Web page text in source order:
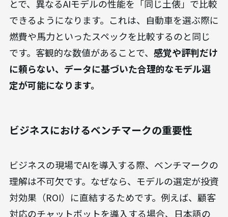
とで、異なるAIモデルの性能を「同じ土俵」で比較
できるようになります。これは、自動車を選ぶ際に
燃費や馬力といったスペックを比較するのと同じ
です。客観的な数値があることで、 感覚や評判だけ
に頼らない、データに基づいた合理的なモデル選
定が可能になります。
ビジネスにおけるベンチマークの重要性
ビジネスの現場でAIを導入する際、ベンチマークの
理解は不可欠です。なぜなら、モデルの選定が投資
対効果（ROI）に直結するためです。例えば、顧客
対応のチャットボットを導入する場合、日本語の